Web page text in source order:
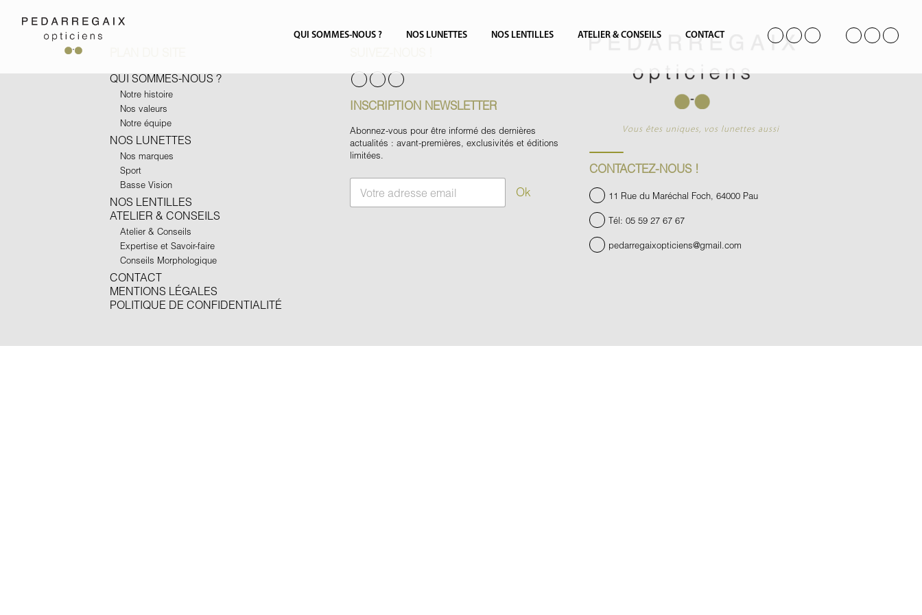
QUI SOMMES-NOUS ? NOS LUNETTES NOS LENTILLES ATELIER & CONSEILS CONTACT
QUI SOMMES-NOUS ?
Notre histoire
Nos valeurs
Notre équipe
NOS LUNETTES
Nos marques
Sport
Basse Vision
NOS LENTILLES
ATELIER & CONSEILS
Atelier & Conseils
Expertise et Savoir-faire
Conseils Morphologique
CONTACT
MENTIONS LÉGALES
POLITIQUE DE CONFIDENTIALITÉ
INSCRIPTION NEWSLETTER
Abonnez-vous pour être informé des dernières
actualités : avant-premières, exclusivités et éditions
limitées.
E
a
Ok
Vous êtes uniques, vos lunettes aussi
CONTACTEZ-NOUS !
11 Rue du Maréchal Foch, 64000 Pau
Tél: 05 59 27 67 67
pedarregaixopticiens@gmail.com